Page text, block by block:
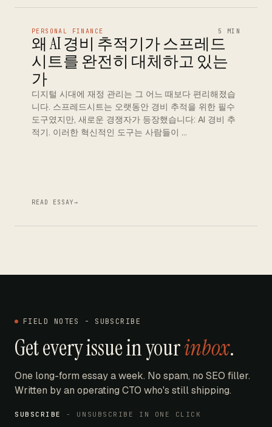
PERSONAL FINANCE 5 MIN
왜 AI 경비 추적기가 스프레드
시트를 완전히 대체하고 있는
가
디지털 시대에 재정 관리는 그 어느 때보다 편리해졌습
니다. 스프레드시트는 오랫동안 경비 추적을 위한 필수
도구였지만, 새로운 경쟁자가 등장했습니다: AI 경비 추
적기. 이러한 혁신적인 도구는 사람들이 …
READ ESSAY→
FIELD NOTES - SUBSCRIBE
Get every issue in yourinbox.
One long-form essay a week. No spam, no SEO filler.
Written by an operating CTO who's still shipping.
SUBSCRIBE - UNSUBSCRIBE IN ONE CLICK